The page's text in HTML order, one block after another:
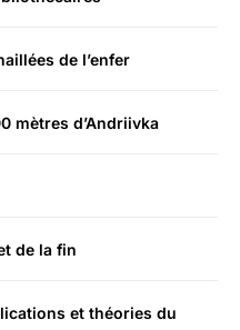
de l’enfer
mètres d’Andriivka
de la fin
et théories du